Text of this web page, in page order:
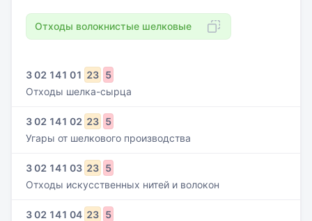
Отходы волокнистые шелковые
302 141 01 23 5
Отходы шелка-сырца
302 141 02 23 5
Угары от шелкового производства
302 141 03 23 5
Отходы искусственных нитей и волокон
302 141 04 23 5